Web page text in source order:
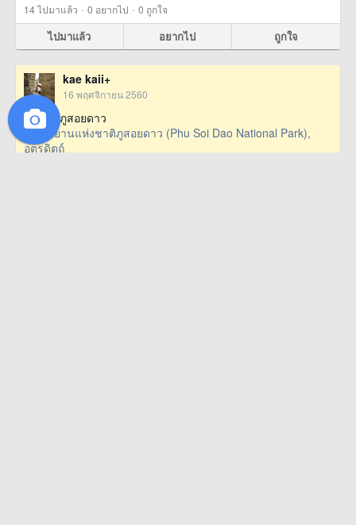
14ไปมาแล้ว · 0 อยากไป · 0 ถูกใจ
ไปมาแล้ว อยากไป ถูกใจ
kae kaii+
16 พฤศจิกายน 2560
เทใจไปภูสอยดาว
อุทยานแห่งชาติภูสอยดาว (Phu Soi Dao National Park),
อุตรดิตถ์